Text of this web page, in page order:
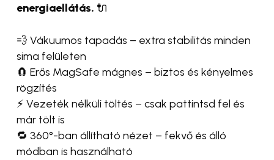
energiaellátás. 🔌
💨 Vákuumos tapadás – extra stabilitás minden
sima felületen
🧲 Erős MagSafe mágnes – biztos és kényelmes
rögzítés
⚡ Vezeték nélküli töltés – csak pattintsd fel és
már tölt is
🔁 360°-ban állítható nézet – fekvő és álló
módban is használható